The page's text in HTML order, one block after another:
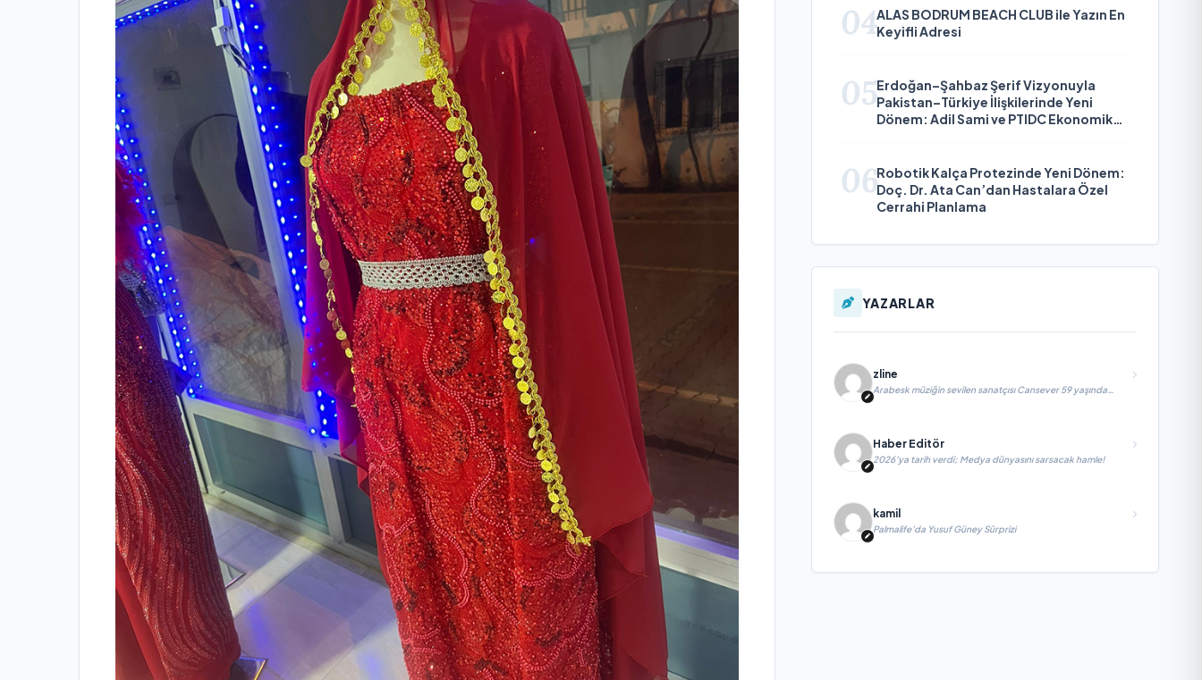
04ALAS BODRUM BEACH CLUB ile Yazın En
Keyifli Adresi
05Erdoğan–Şahbaz Şerif Vizyonuyla
Pakistan–Türkiye İlişkilerinde Yeni
Dönem: Adil Sami ve PTIDC Ekonomik
06Robotik Kalça Protezinde Yeni Dönem:
Doç. Dr. Ata Can’dan Hastalara Özel
Cerrahi Planlama
YAZARLAR
zline
Arabesk müziğin sevilen sanatçısı Cansever 59 yaşında
yaşamını yitirdi
Haber Editör
2026’ya tarih verdi; Medya dünyasını sarsacak hamle!
kamil
Palmalife’da Yusuf Güney Sürprizi